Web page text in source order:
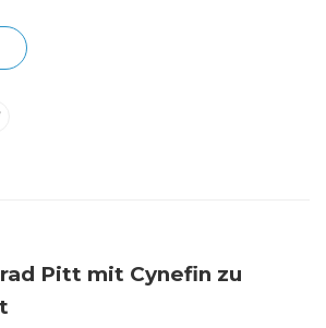
Pitt mit Cynefin zu